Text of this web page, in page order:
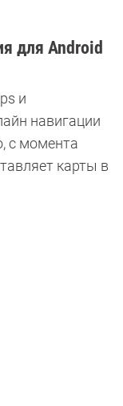
для Android
и
навигации
с момента
карты в